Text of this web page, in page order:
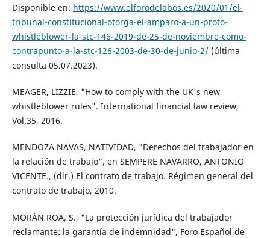
Disponible en: https://www.elforodelabos.es/2020/01/el-
tribunal-constitucional-otorga-el-amparo-a-un-proto-
whistleblower-la-stc-146-2019-de-25-de-noviembre-como-
contrapunto-a-la-stc-126-2003-de-30-de-junio-2/(última
consulta 05.07.2023).
MEAGER, LIZZIE, "How to comply with the UK's new
whistleblower rules". International financial law review,
Vol.35, 2016.
MENDOZA NAVAS, NATIVIDAD, "Derechos del trabajador en
la relación de trabajo", en SEMPERE NAVARRO, ANTONIO
VICENTE., (dir.) El contrato de trabajo. Régimen general del
contrato de trabajo, 2010.
MORÁN ROA, S., "La protección jurídica del trabajador
reclamante: la garantía de indemnidad", Foro Español de